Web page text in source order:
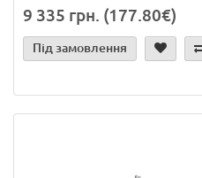
9 335 грн. (177.80€)
Під замовлення